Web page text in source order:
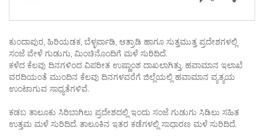
ಕುಂದಾಪುರ, ಹಿರಿಯಡಕ, ಬೆಳ್ಳರ್ಪಾಡಿ, ಆತ್ರಾಡಿ ಹಾಗೂ ಸುತ್ತಮುತ್ತ ಪ್ರದೇಶಗಳಲ್ಲಿ
ಸಂಜೆ ವೇಳೆ ಗುಡುಗು, ಮಿಂಚಿನೊಂದಿಗೆ ಮಳೆ ಸುರಿದಿದೆ.
ಕಳೆದ ಕೆಲವು ದಿನಗಳಿಂದ ವಿಪರೀತ ಉಷ್ಣಾಂಶ ದಾಖಲಾಗಿತ್ತು. ಹವಾಮಾನ ಇಲಾಖೆ
ವರದಿಯಂತೆ ಮುಂದಿನ ಕೆಲವು ದಿನಗಳವರೆಗೆ ಜಿಲ್ಲೆಯಲ್ಲಿ ಹವಾಮಾನ ವ್ಯತ್ಯಯ
ಉಂಟಾಗುವ ಸಾಧ್ಯತೆಗಳಿವೆ.
ಕಡಬ ತಾಲೂಕು ಸಿರಿಬಾಗಿಲು ಪ್ರದೇಶದಲ್ಲಿ ಇಂದು ಸಂಜೆ ಗುಡುಗು ಸಿಡಿಲು ಸಹಿತ
ಉತ್ತಮ ಮಳೆ ಸುರಿದಿದೆ. ತಾಲೂಕಿನ ಇತರ ಕಡೆಗಳಲ್ಲಿ ಸಾಧಾರಣ ಮಳೆ ಸುರಿದಿದೆ.